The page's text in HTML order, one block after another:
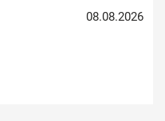
08.08.2026